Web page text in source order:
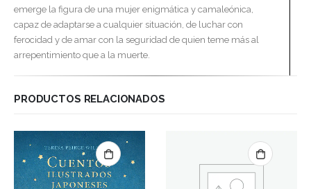
emerge la figura de una mujer enigmática y camaleónica,
capaz de adaptarse a cualquier situación, de luchar con
ferocidad y de amar con la seguridad de quien teme más al
arrepentimiento que a la muerte.
PRODUCTOS RELACIONADOS